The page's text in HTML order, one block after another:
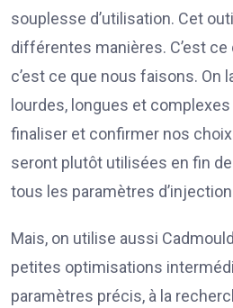
souplesse d’utilisation. Cet
différentes manières. C’est
c’est ce que nous faisons. On
lourdes, longues et
finaliser et confirmer nos
seront plutôt utilisées en fin
tous les paramètres
Mais, on utilise aussi
petites optimisations
paramètres précis, à la